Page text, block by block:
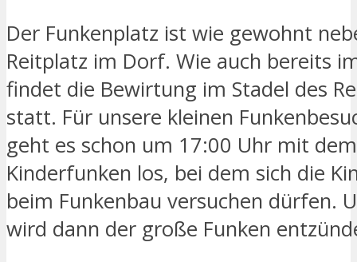
Der Funkenplatz ist wie gewohnt
Reitplatz im Dorf. Wie auch bereits
findet die Bewirtung im Stadel des
statt. Für unsere kleinen
geht es schon um 17:00 Uhr mit dem
Kinderfunken los, bei dem sich die
beim Funkenbau versuchen dürfen.
wird dann der große Funken